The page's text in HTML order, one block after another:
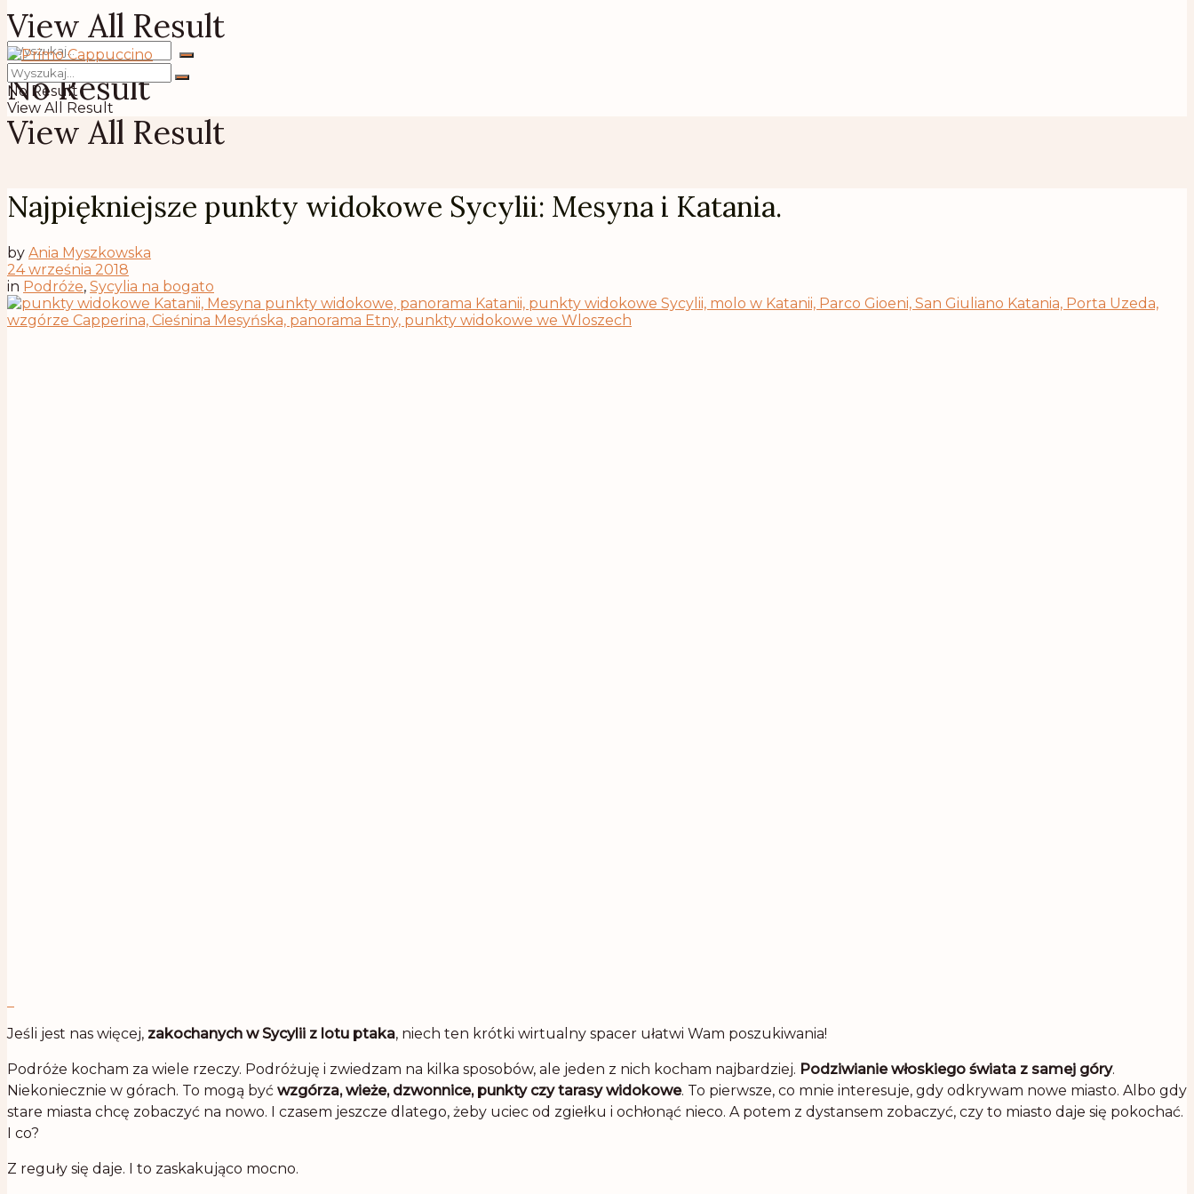
No Result
View All Result
View All Result
No Result
View All Result
Najpiękniejsze punkty widokowe Sycylii: Mesyna i Katania.
by Ania Myszkowska
24 września 2018
in Podróże, Sycylia na bogato
Jeśli jest nas więcej, zakochanych w Sycylii z lotu ptaka, niech ten krótki wirtualny spacer ułatwi Wam poszukiwania!
Podróże kocham za wiele rzeczy. Podróżuję i zwiedzam na kilka sposobów, ale jeden z nich kocham najbardziej. Podziwianie włoskiego świata z samej góry.
Niekoniecznie w górach. To mogą być wzgórza, wieże, dzwonnice, punkty czy tarasy widokowe. To pierwsze, co mnie interesuje, gdy odkrywam nowe miasto. Albo gdy
stare miasta chcę zobaczyć na nowo. I czasem jeszcze dlatego, żeby uciec od zgiełku i ochłonąć nieco. A potem z dystansem zobaczyć, czy to miasto daje się pokochać.
I co?
Z reguły się daje. I to zaskakująco mocno.